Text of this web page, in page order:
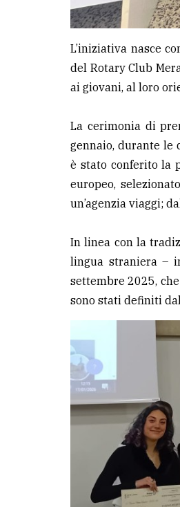
L’iniziativa nasce
del Rotary Club
ai giovani, al loro
La cerimonia di
gennaio, durante
è stato conferito la
europeo,
un’agenzia viaggi;
In linea con la
lingua straniera –
settembre 2025,
sono stati definiti